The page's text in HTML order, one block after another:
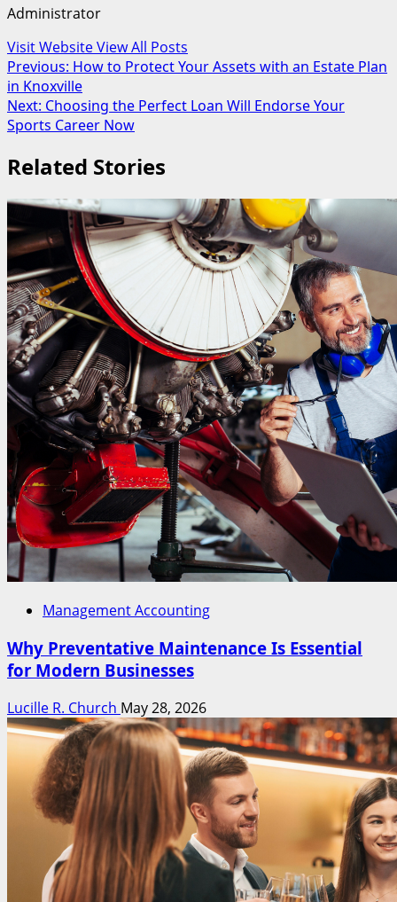
Administrator
Visit WebsiteView All Posts
Post
navigation
Previous: How to Protect Your Assets with an Estate Plan
in Knoxville
Next: Choosing the Perfect Loan Will Endorse Your
Sports Career Now
Related Stories
Management Accounting
Why Preventative Maintenance Is Essential
for Modern Businesses
Lucille R. Church May 28, 2026